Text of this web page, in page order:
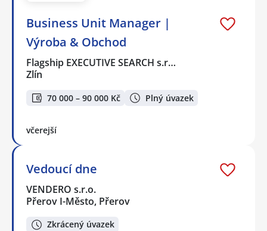
Business Unit Manager |
Výroba & Obchod
Flagship EXECUTIVE SEARCH s.r…
Zlín
70 000 – 90 000 Kč Plný úvazek
včerejší
Vedoucí dne
VENDERO s.r.o.
Přerov I-Město, Přerov
Zkrácený úvazek